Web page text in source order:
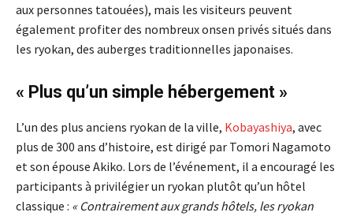
aux personnes tatouées), mais les visiteurs peuvent
également profiter des nombreux onsen privés situés dans
les ryokan, des auberges traditionnelles japonaises.
« Plus qu’un simple hébergement »
L’un des plus anciens ryokan de la ville, Kobayashiya, avec
plus de 300 ans d’histoire, est dirigé par Tomori Nagamoto
et son épouse Akiko. Lors de l’événement, il a encouragé les
participants à privilégier un ryokan plutôt qu’un hôtel
classique : « Contrairement aux grands hôtels, les ryokan